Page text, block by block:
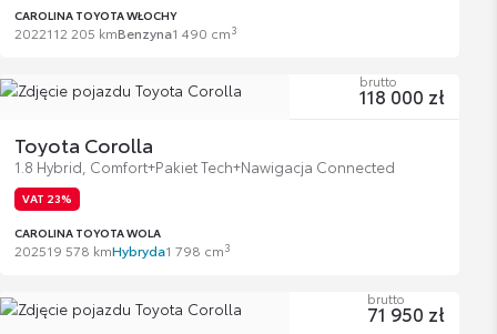
CAROLINA TOYOTA WŁOCHY
2022112 205 kmBenzyna1 490 cm3
Toyota Corolla
1.8 Hybrid, Comfort+Pakiet Tech+Nawigacja Connected
VAT 23%
CAROLINA TOYOTA WOLA
202519 578 kmHybryda1 798 cm3
brutto
118 000 zł
brutto
71 950 zł